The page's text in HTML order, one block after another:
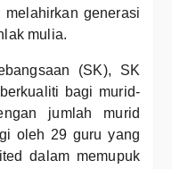
generasi
mulia.
(SK), SK
bagi murid-
jumlah murid
oleh 29 guru yang
dalam memupuk